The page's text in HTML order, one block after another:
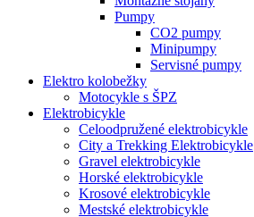
Pumpy
CO2 pumpy
Minipumpy
Servisné pumpy
Elektro kolobežky
Motocykle s ŠPZ
Elektrobicykle
Celoodpružené elektrobicykle
City a Trekking Elektrobicykle
Gravel elektrobicykle
Horské elektrobicykle
Krosové elektrobicykle
Mestské elektrobicykle